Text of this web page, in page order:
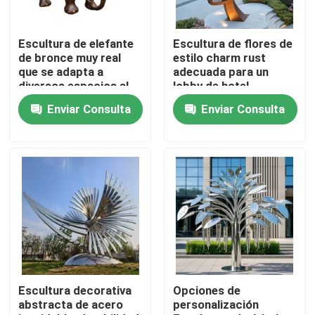
Viaje de la fábrica
Control de calidad
Pida una cita
Trabajo de metalistería decorativa
Escultura decorativa de metal
Escultura de elefante
de bronce muy real
que se adapta a
diversos espacios al
aire libre
Enviar Consulta
Escultura de flores de
estilo charm rust
adecuada para un
lobby de hotel
Enviar Consulta
Escultura decorativa
abstracta de acero
Opciones de
personalización